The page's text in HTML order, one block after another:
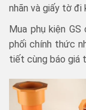
nhãn và giấy tờ đi
Mua phụ kiện
phối chính thức
tiết cùng báo giá